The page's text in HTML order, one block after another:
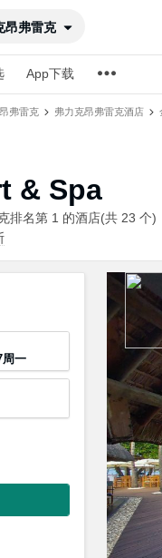
昂弗雷克
App下载
弗雷克 弗力克昂弗雷克酒店
& Spa
排名第 1 的酒店(共 23 个)
周一